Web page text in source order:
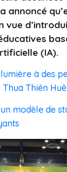
annoncé
vue
(IA).
à des
Thiên Huê
modèle de